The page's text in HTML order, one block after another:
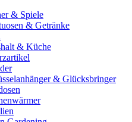
& Spiele
& Getränke
& Küche
& Glücksbringer